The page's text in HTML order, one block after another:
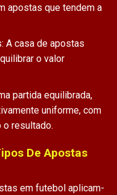
apostas que tendem a
A casa de apostas
o valor
partida equilibrada,
uniforme, com
o resultado.
De Apostas
em futebol aplicam-